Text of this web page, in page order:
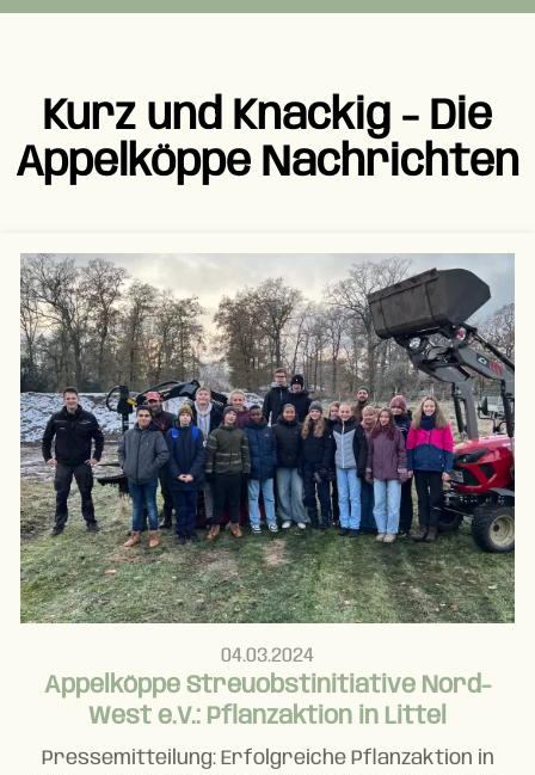
Kurz und Knackig - Die
Appelköppe Nachrichten
04.03.2024
Appelköppe Streuobstinitiative Nord-
West e.V.: Pflanzaktion in Littel
Pressemitteilung: Erfolgreiche Pflanzaktion in